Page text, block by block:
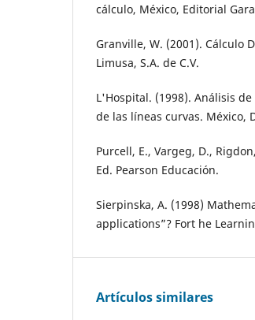
cálculo, México, Editorial
Granville, W. (2001). Cálculo
Limusa, S.A. de C.V.
L'Hospital. (1998). Análisis
de las líneas curvas. México,
Purcell, E., Vargeg, D.,
Ed. Pearson Educación.
Sierpinska, A. (1998)
applications”? Fort he
Artículos similares